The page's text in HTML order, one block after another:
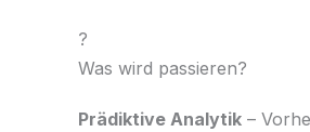
?
Was wird passieren?
Prädiktive Analytik –